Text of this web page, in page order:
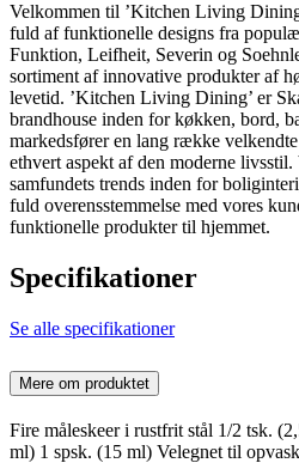
Velkommen til ’Kitchen Living
fuld af funktionelle designs fra
Funktion, Leifheit, Severin og
sortiment af innovative produkter af
levetid. ’Kitchen Living Dining’ er
brandhouse inden for køkken, bord,
markedsfører en lang række
ethvert aspekt af den moderne
samfundets trends inden for
fuld overensstemmelse med vores
funktionelle produkter til hjemmet.
Specifikationer
Se alle specifikationer
Mere om produktet
Fire måleskeer i rustfrit stål 1/2 tsk.
ml) 1 spsk. (15 ml) Velegnet til